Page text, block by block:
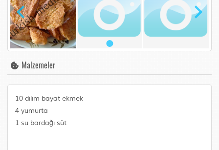
Malzemeler
10 dilim bayat ekmek
4 yumurta
1 su bardağı süt